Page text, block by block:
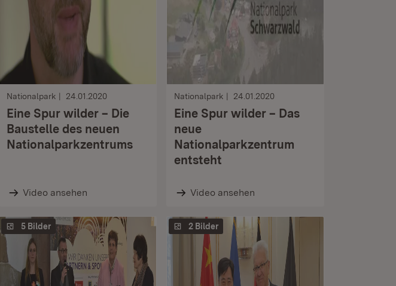
Nationalpark 24.01.2020
Eine Spur wilder – Die
Baustelle des neuen
Nationalparkzentrums
Video ansehen
Nationalpark 24.01.2020
Eine Spur wilder – Das
neue
Nationalparkzentrum
entsteht
Video ansehen
5 Bilder 2 Bilder